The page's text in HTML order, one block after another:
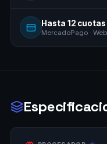
Hasta 12
MercadoPago ·